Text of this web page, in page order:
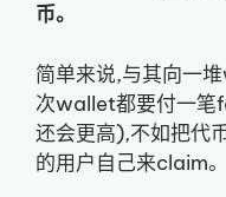
币。
简单来说,与其向一
次wallet都要付一笔
还会更高),不如把代
的用户自己来claim。